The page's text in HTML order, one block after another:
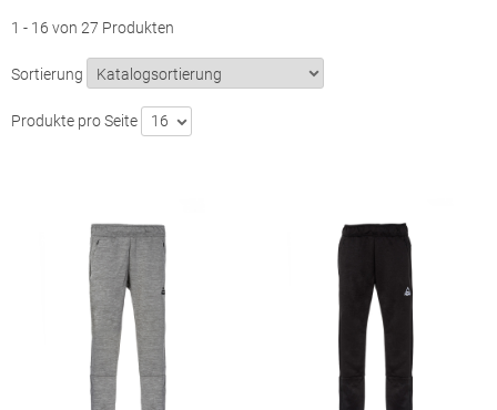
1 - 16 von 27 Produkten
Sortierung
Produkte pro Seite 16